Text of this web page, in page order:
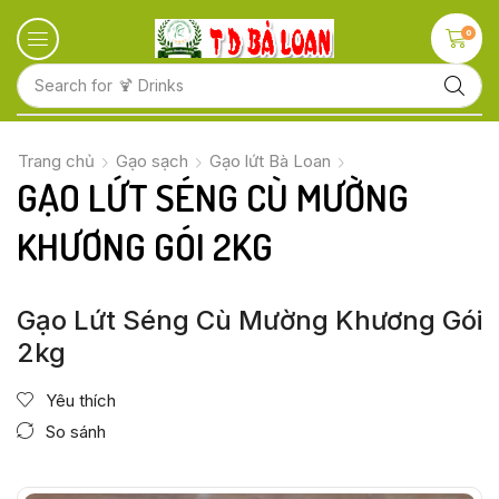
Search for 🍋 Fruits
0
Trang chủ Gạo sạch Gạo lứt Bà Loan
GẠO LỨT SÉNG CÙ MƯỜNG
KHƯƠNG GÓI 2KG
Gạo Lứt Séng Cù Mường Khương Gói
2kg
Yêu thích
So sánh